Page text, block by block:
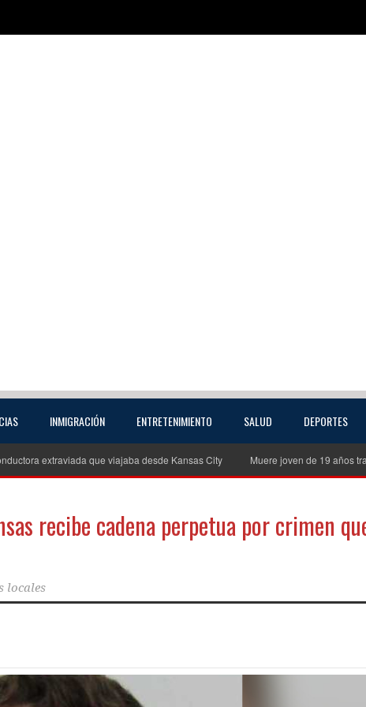
INMIGRACIÓN ENTRETENIMIENTO SALUD DEPORTES
extraviada que viajaba desde Kansas City Muere joven de 19 años
recibe cadena perpetua por crimen
locales